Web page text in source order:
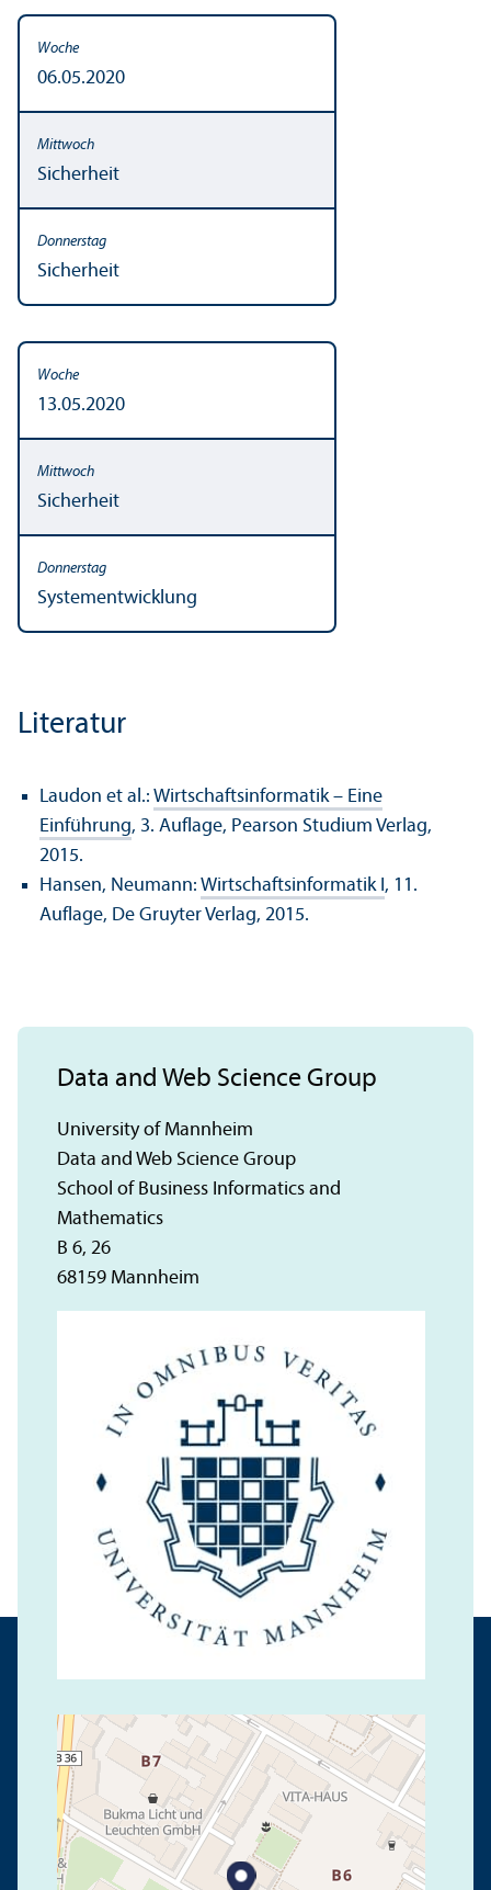
06.05.2020
Sicherheit
Sicherheit
13.05.2020
Sicherheit
Systementwicklung
Literatur
Laudon et al.: Wirtschaftsinformatik – Eine
Einführung, 3. Auflage, Pearson Studium Verlag,
2015.
Hansen, Neumann: Wirtschaftsinformatik I, 11.
Auflage, De Gruyter Verlag, 2015.
Data and Web Science Group
University of Mannheim
Data and Web Science Group
School of Business Informatics and
Mathematics
B 6, 26
68159 Mannheim